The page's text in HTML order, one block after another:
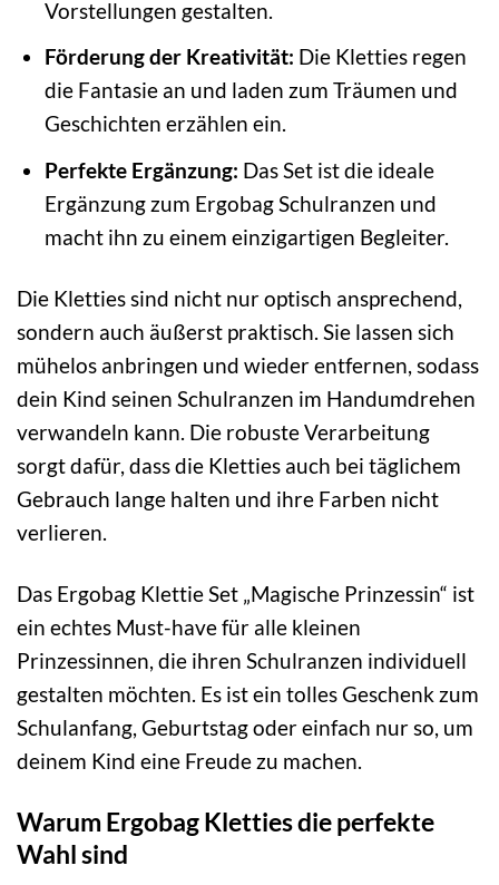
Vorstellungen gestalten.
Förderung der Kreativität: Die Kletties regen
die Fantasie an und laden zum Träumen und
Geschichten erzählen ein.
Perfekte Ergänzung: Das Set ist die ideale
Ergänzung zum Ergobag Schulranzen und
macht ihn zu einem einzigartigen Begleiter.
Die Kletties sind nicht nur optisch ansprechend,
sondern auch äußerst praktisch. Sie lassen sich
mühelos anbringen und wieder entfernen, sodass
dein Kind seinen Schulranzen im Handumdrehen
verwandeln kann. Die robuste Verarbeitung
sorgt dafür, dass die Kletties auch bei täglichem
Gebrauch lange halten und ihre Farben nicht
verlieren.
Das Ergobag Klettie Set „Magische Prinzessin“ ist
ein echtes Must-have für alle kleinen
Prinzessinnen, die ihren Schulranzen individuell
gestalten möchten. Es ist ein tolles Geschenk zum
Schulanfang, Geburtstag oder einfach nur so, um
deinem Kind eine Freude zu machen.
Warum Ergobag Kletties die perfekte
Wahl sind